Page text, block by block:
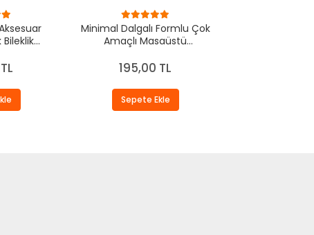
Bileklik
Minimal Dalgalı Formlu Çok
Amaçlı Masaüstü
CM
195,00 TL
Sepete Ekle